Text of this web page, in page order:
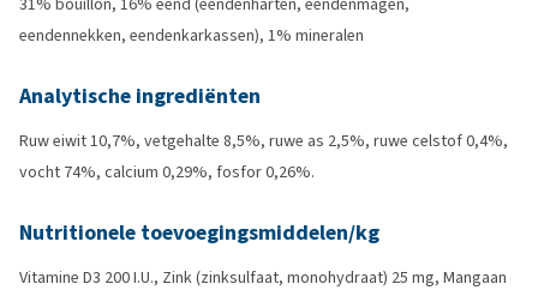
eendennekken, eendenkarkassen), 1% mineralen
Analytische ingrediënten
Ruw eiwit 10,7%, vetgehalte 8,5%, ruwe as 2,5%, ruwe celstof 0,4%,
vocht 74%, calcium 0,29%, fosfor 0,26%.
Nutritionele toevoegingsmiddelen/kg
Vitamine D3 200 I.U., Zink (zinksulfaat, monohydraat) 25 mg, Mangaan